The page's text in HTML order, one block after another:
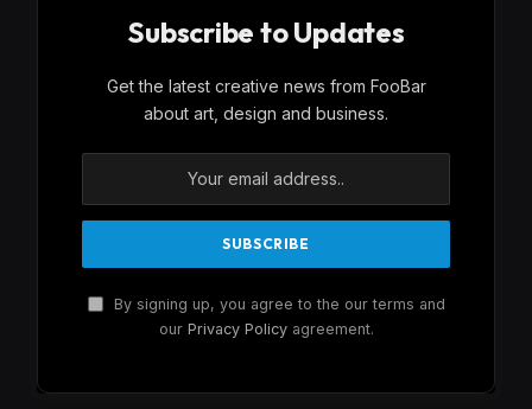
Subscribe to Updates
Get the latest creative news from FooBar
about art, design and business.
By signing up, you agree to the our terms and
our Privacy Policyagreement.